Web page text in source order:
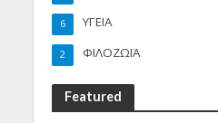
ΥΓΕΙΑ
6
ΦΙΛΟΖΩΪΑ
2
Featured